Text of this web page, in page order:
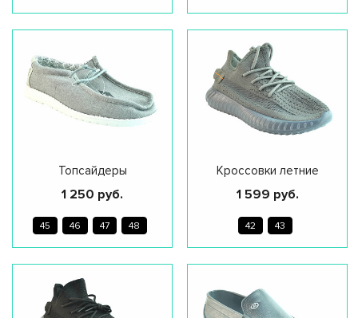
Топсайдеры
1 250 руб.
45 46 47 48
Кроссовки летние
1 599 руб.
42 43
Свердлова 30, ТЦ
Ашан, Время работы
10-22
ПВЗ Яндекс.Маркет